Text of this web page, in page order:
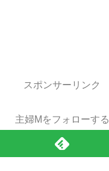
スポンサーリンク
主婦Mをフォローする